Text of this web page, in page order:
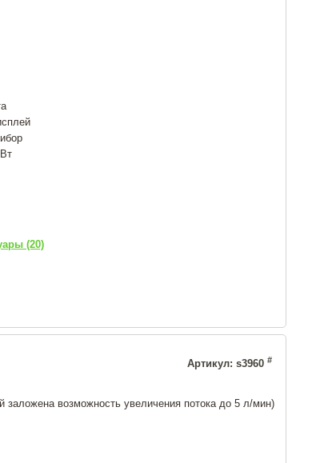
(20)
Артикул: s3960 #
заложена возможность увеличения потока до 5 л/мин)